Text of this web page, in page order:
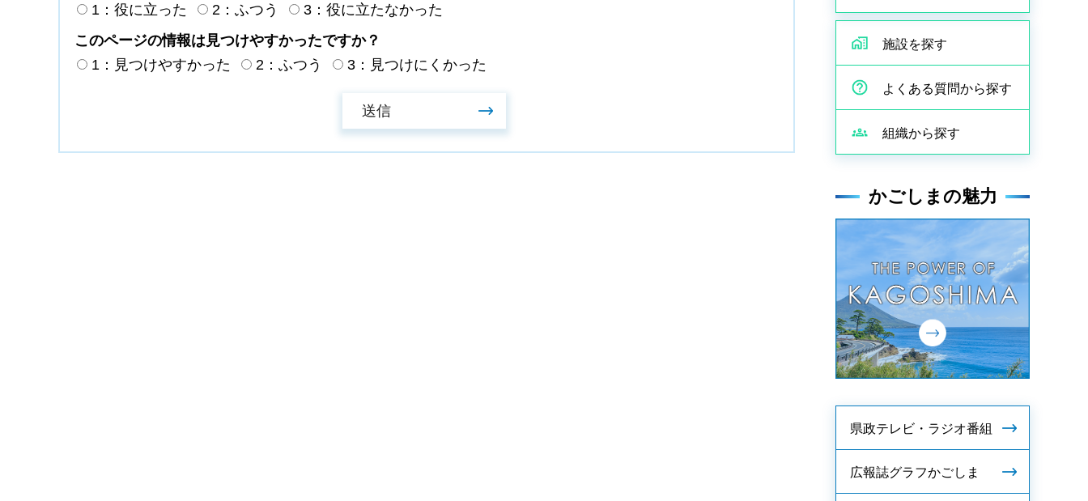
1：役に立った
2：ふつう
3：役に立たなかった
このページの情報は見つけやすかったですか？
1：見つけやすかった
2：ふつう 3：見つけにくかった
施設を探す
よくある質問から探す
組織から探す
かごしまの魅力
県政テレビ・ラジオ番組
広報誌グラフかごしま